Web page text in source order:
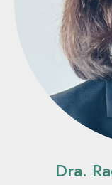
Dra.